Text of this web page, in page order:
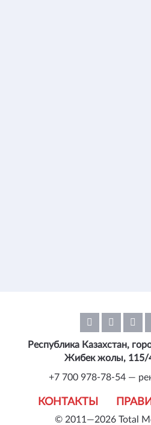
© 2011—2026 Total
КОНТАКТЫ
Республика Казахстан,
Жибек жолы, 115/
+7 700 978-78-54 —